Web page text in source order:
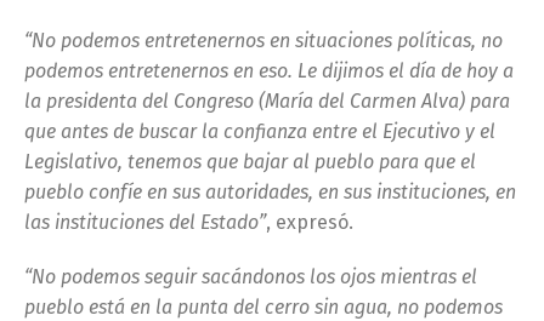
“No podemos entretenernos en situaciones políticas, no
podemos entretenernos en eso. Le dijimos el día de hoy a
la presidenta del Congreso (María del Carmen Alva) para
que antes de buscar la confianza entre el Ejecutivo y el
Legislativo, tenemos que bajar al pueblo para que el
pueblo confíe en sus autoridades, en sus instituciones, en
las instituciones del Estado”, expresó.
“No podemos seguir sacándonos los ojos mientras el
pueblo está en la punta del cerro sin agua, no podemos